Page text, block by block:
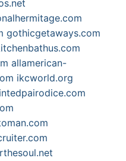
gothicgetaways.com
allamerican-
ikcworld.org